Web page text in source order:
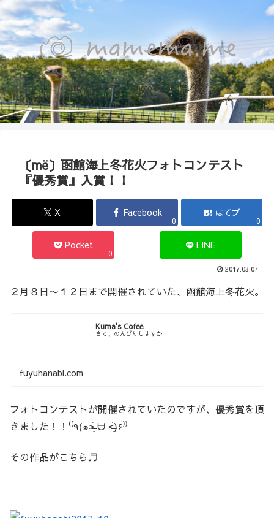
函館のカメラマン『Photo箱』naoのブログ
〔më〕函館海上冬花火フォトコンテスト
『優秀賞』入賞！！
X Facebook
0
はてブ
0
Pocket
0
LINE
2017.03.07
２月８日〜１２日まで開催されていた、函館海上冬花火。
Kuma's Cofee
さて、のんびりしますか
fuyuhanabi.com
フォトコンテストが開催されていたのですが、優秀賞を頂
きました！！⁽⁽٩(๑˃̶͈̀ ᗨ ˂̶͈́)۶⁾⁾
その作品がこちら♬